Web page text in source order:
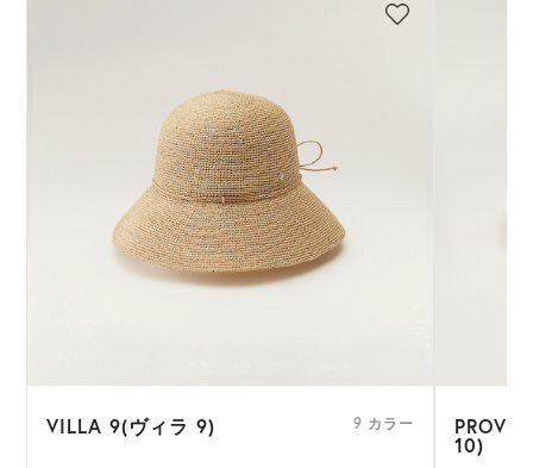
VILLA 9(ヴィラ 9) 9 カラー
10)